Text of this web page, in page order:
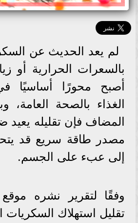
لم يعد الحديث عن
بالسعرات الحرارية أو
أصبح محورًا أساسيًا
الغذاء بالصحة العامة،
المضاف فإن تقليله يعيد
مصدر طاقة سريع قد
إلى عبء على الجسم.
تقليل استهلاك السكريات